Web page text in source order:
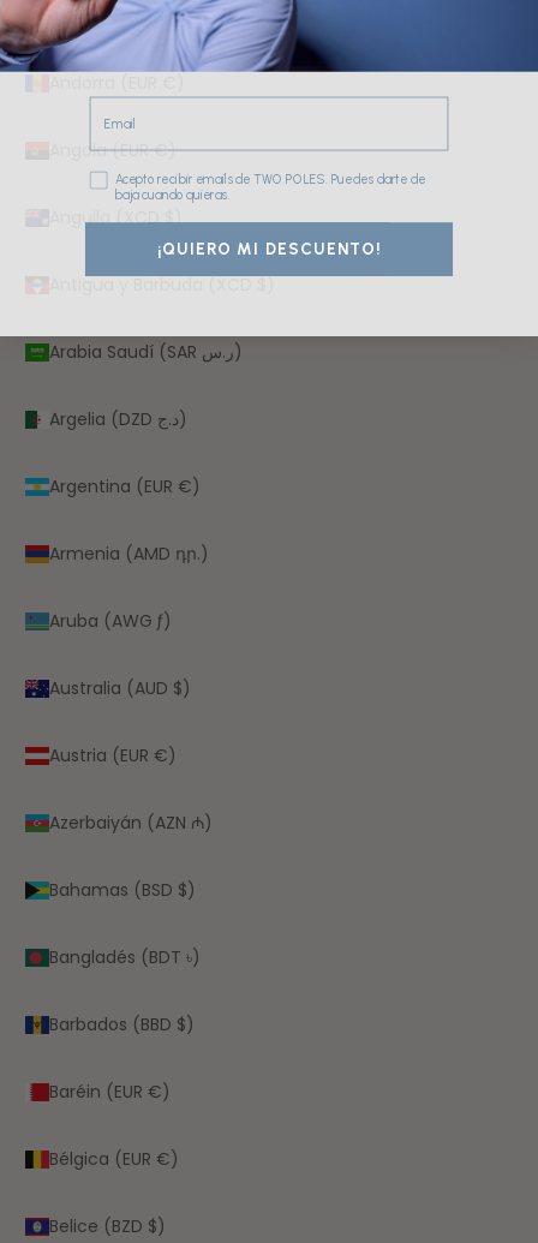
Alemania (EUR €)
Angola (EUR €)
Anguila (XCD $)
Arabia Saudí (SAR ر.س)
Argelia (DZD د.ج)
Argentina (EUR €)
Armenia (AMD դր.)
Aruba (AWG ƒ)
Australia (AUD $)
Austria (EUR €)
Azerbaiyán (AZN ₼)
Bahamas (BSD $)
Bangladés (BDT ৳)
Barbados (BBD $)
Baréin (EUR €)
Bélgica (EUR €)
Belice (BZD $)
Email
Consentimiento
Acepto recibir emails de TWO POLES. Puedes darte de
baja cuando quieras.
¡QUIERO MI DESCUENTO!